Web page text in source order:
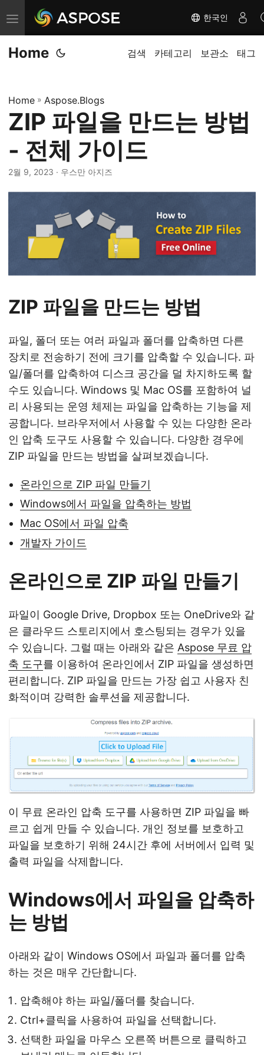
탐
색
전
한국인
Home 검색 카테고리 보관소 태그
Home » Aspose.Blogs
ZIP 파일을 만드는 방법
- 전체 가이드
2월 9, 2023 · 우스만 아지즈
ZIP 파일을 만드는 방법
파일, 폴더 또는 여러 파일과 폴더를 압축하면 다른
장치로 전송하기 전에 크기를 압축할 수 있습니다. 파
일/폴더를 압축하여 디스크 공간을 덜 차지하도록 할
수도 있습니다. Windows 및 Mac OS를 포함하여 널
리 사용되는 운영 체제는 파일을 압축하는 기능을 제
공합니다. 브라우저에서 사용할 수 있는 다양한 온라
인 압축 도구도 사용할 수 있습니다. 다양한 경우에
ZIP 파일을 만드는 방법을 살펴보겠습니다.
온라인으로 ZIP 파일 만들기
Windows에서 파일을 압축하는 방법
Mac OS에서 파일 압축
개발자 가이드
온라인으로 ZIP 파일 만들기
파일이 Google Drive, Dropbox 또는 OneDrive와 같
은 클라우드 스토리지에서 호스팅되는 경우가 있을
수 있습니다. 그럴 때는 아래와 같은 Aspose 무료 압
축 도구를 이용하여 온라인에서 ZIP 파일을 생성하면
편리합니다. ZIP 파일을 만드는 가장 쉽고 사용자 친
화적이며 강력한 솔루션을 제공합니다.
이 무료 온라인 압축 도구를 사용하면 ZIP 파일을 빠
르고 쉽게 만들 수 있습니다. 개인 정보를 보호하고
파일을 보호하기 위해 24시간 후에 서버에서 입력 및
출력 파일을 삭제합니다.
Windows에서 파일을 압축하
는 방법
아래와 같이 Windows OS에서 파일과 폴더를 압축
하는 것은 매우 간단합니다.
압축해야 하는 파일/폴더를 찾습니다.
Ctrl+클릭을 사용하여 파일을 선택합니다.
선택한 파일을 마우스 오른쪽 버튼으로 클릭하고